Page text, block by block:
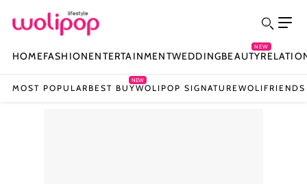
HOMEFASHIONENTERTAINMENTWEDDINGBEAUTY
NEW
MOST POPULAR BEST BUY
NEW
WOLIPOP SIGNATUREWOLIFRIENDS